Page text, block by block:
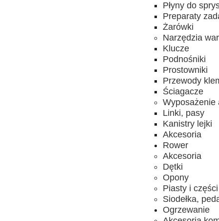
Płyny do
Preparaty
Żarówki
Narzędzia
Klucze
Podnośniki
Prostowniki
Przewody
Ściagacze
Wyposażenie
Linki, pasy
Kanistry lejki
Akcesoria
Rower
Akcesoria
Dętki
Opony
Piasty i części
Siodełka,
Ogrzewanie